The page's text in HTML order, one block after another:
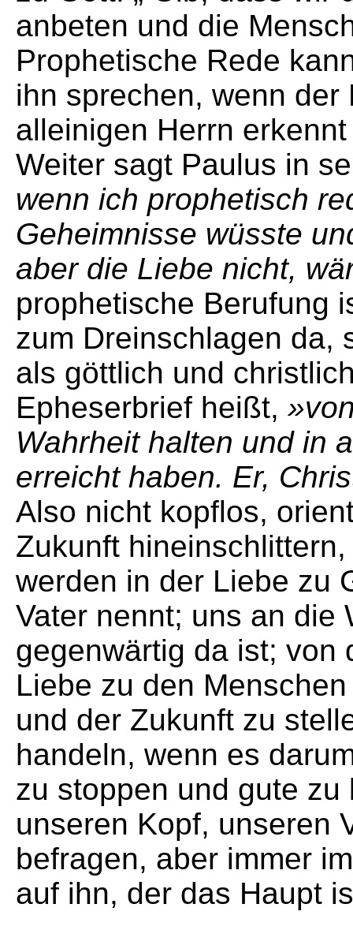
anbeten und die
Prophetische Rede
ihn sprechen, wenn
alleinigen Herrn
Weiter sagt Paulus in
wenn ich prophetisch
Geheimnisse wüsste
aber die Liebe nicht,
prophetische Berufung
zum Dreinschlagen da,
als göttlich und
Epheserbrief heißt,
Wahrheit halten und in
erreicht haben. Er,
Also nicht kopflos,
Zukunft
werden in der Liebe zu
Vater nennt; uns an die
gegenwärtig da ist; von
Liebe zu den
und der Zukunft zu
handeln, wenn es
zu stoppen und gute
unseren Kopf, unseren
befragen, aber immer
auf ihn, der das Haupt